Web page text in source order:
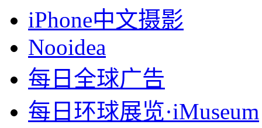
iPhone中文摄影
Nooidea
每日全球广告
每日环球展览·iMuseum